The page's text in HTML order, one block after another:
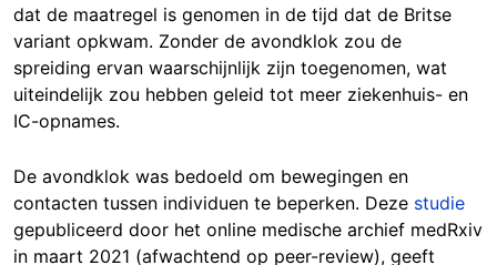
dat de maatregel is genomen in de tijd dat de Britse
variant opkwam. Zonder de avondklok zou de
spreiding ervan waarschijnlijk zijn toegenomen, wat
uiteindelijk zou hebben geleid tot meer ziekenhuis- en
IC-opnames.
De avondklok was bedoeld om bewegingen en
contacten tussen individuen te beperken. Deze studie
gepubliceerd door het online medische archief medRxiv
in maart 2021 (afwachtend op peer-review), geeft